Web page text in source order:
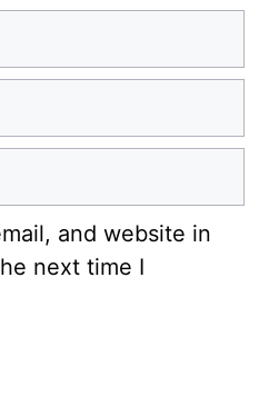
and website in
next time I